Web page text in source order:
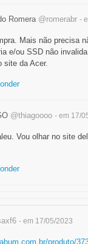
Romera @romerabr -
Mais não precisa
e/ou SSD não
site da Acer.
@thiagoooo - em 17/
Vou olhar no site
- em 17/05/2023
produto/